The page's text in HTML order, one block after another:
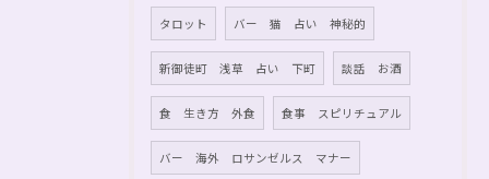
タロット バー 猫 占い 神秘的
新御徒町 浅草 占い 下町 談話 お酒
食 生き方 外食 食事 スピリチュアル
バー 海外 ロサンゼルス マナー